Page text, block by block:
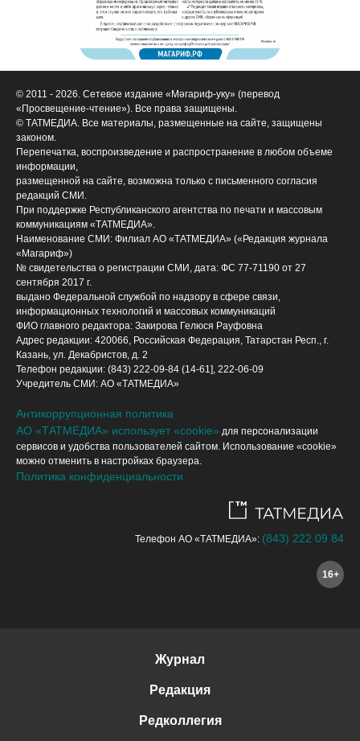
© 2011 - 2026. Сетевое издание «Мәгариф-уку» (перевод
«Просвещение-чтение»). Все права защищены.
© ТАТМЕДИА. Все материалы, размещенные на сайте, защищены
законом.
Перепечатка, воспроизведение и распространение в любом объеме
информации,
размещенной на сайте, возможна только с письменного согласия
редакций СМИ.
При поддержке Республиканского агентства по печати и массовым
коммуникациям «ТАТМЕДИА».
Наименование СМИ: Филиал АО «ТАТМЕДИА» («Редакция журнала
«Магариф»)
№ свидетельства о регистрации СМИ, дата: ФС 77-71190 от 27
сентября 2017 г.
выдано Федеральной службой по надзору в сфере связи,
информационных технологий и массовых коммуникаций
ФИО главного редактора: Закирова Гелюся Рауфовна
Адрес редакции: 420066, Российская Федерация, Татарстан Респ., г.
Казань, ул. Декабристов, д. 2
Телефон редакции: (843) 222-09-84 (14-61], 222-06-09
Учредитель СМИ: АО «ТАТМЕДИА»
Антикоррупционная политика
АО «ТАТМЕДИА» использует «cookie» для персонализации
сервисов и удобства пользователей сайтом. Использование «cookie»
можно отменить в настройках браузера.
Политика конфиденциальности
Телефон АО «ТАТМЕДИА»: (843) 222 09 84
16+
Журнал
Редакция
Редколлегия